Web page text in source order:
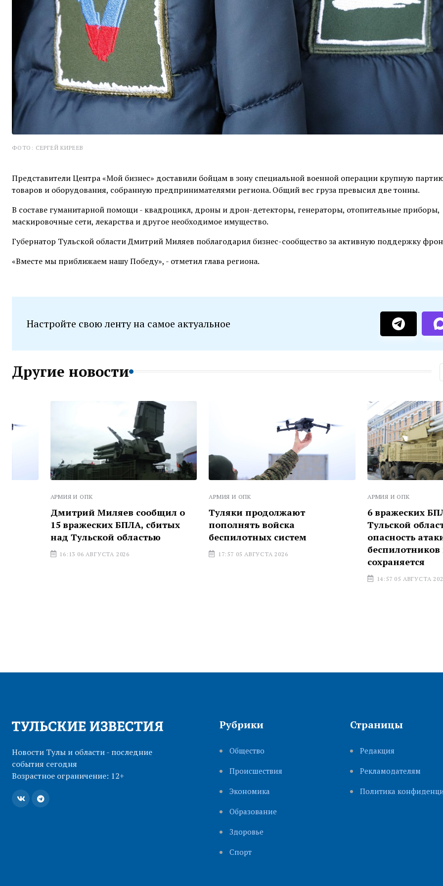
ФОТО: СЕРГЕЙ КИРЕЕВ
Представители Центра «Мой бизнес» доставили бойцам в зону специальной военной операции крупную
товаров и оборудования, собранную предпринимателями региона. Общий вес груза превысил две тонны.
В составе гуманитарной помощи - квадроцикл, дроны и дрон-детекторы, генераторы, отопительные приборы,
маскировочные сети, лекарства и другое необходимое имущество.
Губернатор Тульской области Дмитрий Миляев поблагодарил бизнес-сообщество за активную поддержку
«Вместе мы приближаем нашу Победу», - отметил глава региона.
Настройте свою ленту на самое актуальное
Другие новости
АРМИЯ И ОПК
Дмитрий Миляев сообщил о
15 вражеских БПЛА, сбитых
над Тульской областью
16:13 06 АВГУСТА 2026
АРМИЯ И ОПК
Туляки продолжают
пополнять войска
беспилотных систем
17:57 05 АВГУСТА 2026
АРМИЯ И ОПК
6 вражеских БПЛА
Тульской областью –
опасность атаки
беспилотников все еще
сохраняется
14:57 05 АВГУСТА 2026
Новости Тулы и области - последние
события сегодня
Возрастное ограничение: 12+
Рубрики
Общество
Происшествия
Экономика
Образование
Здоровье
Cпорт
Страницы
Редакция
Рекламодателям
Политика